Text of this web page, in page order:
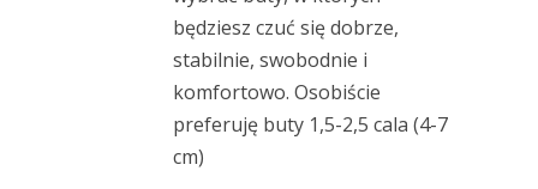
będziesz czuć się dobrze,
stabilnie, swobodnie i
komfortowo. Osobiście
preferuję buty 1,5-2,5 cala (4-7
cm)